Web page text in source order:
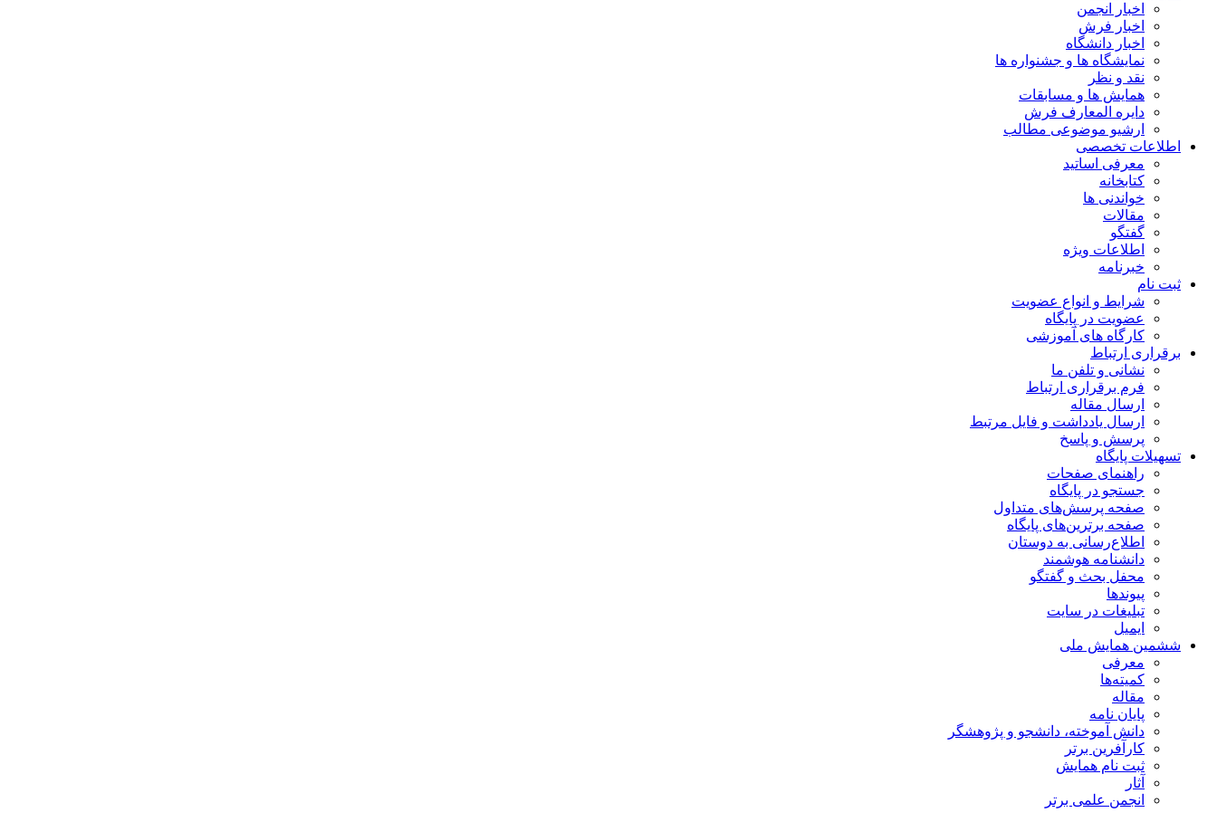
اخبار انجمن
اخبار فرش
اخبار دانشگاه
نمایشگاه ها و جشنواره ها
نقد و نظر
همایش ها و مسابقات
دایره المعارف فرش
ارشیو موضوعی مطالب
اطلاعات تخصصی
معرفی اساتید
کتابخانه
خواندنی ها
مقالات
گفتگو
اطلاعات ویژه
خبرنامه
ثبت نام
شرایط و انواع عضویت
عضویت در پایگاه
کارگاه های آموزشی
برقراری ارتباط
نشانی و تلفن ما
فرم برقراری ارتباط
ارسال مقاله
ارسال یادداشت و فایل مرتبط
پرسش و پاسخ
تسهیلات پایگاه
راهنمای صفحات
جستجو در پایگاه
صفحه پرسش‌های متداول
صفحه برترین‌های پایگاه
اطلاع‌رسانی به دوستان
دانشنامه هوشمند
محفل بحث و گفتگو
پیوندها
تبلیغات در سایت
ایمیل
ششمین همایش ملی
معرفی
کمیته‌ها
مقاله
پایان نامه
دانش آموخته، دانشجو و پژوهشگر
کارآفرین برتر
ثبت نام همایش
آثار
انجمن علمی برتر